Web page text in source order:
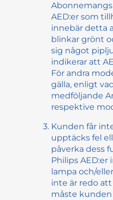
AED:er som
innebär detta
blinkar grönt
sig något
indikerar att
För andra
gälla, enligt
medföljande
respektive
Kunden får
upptäcks fel
påverka dess
Philips
lampa och/
inte är redo att
måste